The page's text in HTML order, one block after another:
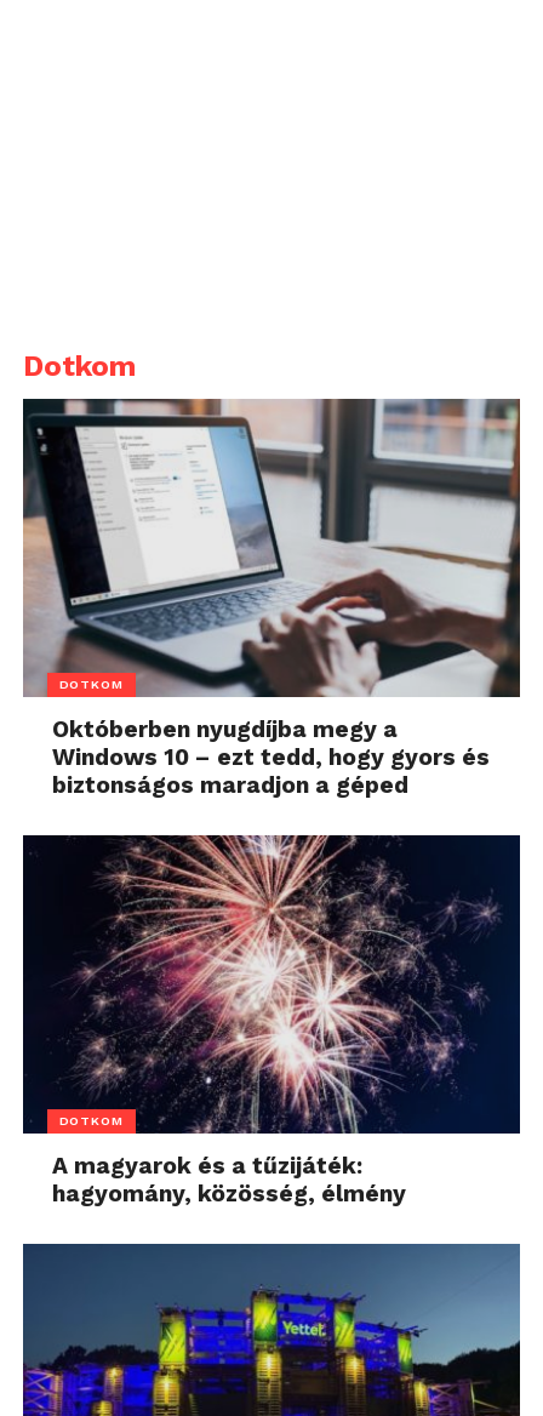
Dotkom
DOTKOM
Októberben nyugdíjba megy a
Windows 10 – ezt tedd, hogy gyors és
biztonságos maradjon a géped
DOTKOM
A magyarok és a tűzijáték:
hagyomány, közösség, élmény